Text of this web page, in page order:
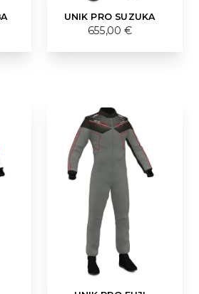
UNIK PRO SUZUKA
655,00 €